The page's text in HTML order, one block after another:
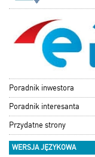
Poradnik inwestora
Poradnik interesanta
Przydatne strony
WERSJA JĘZYKOWA